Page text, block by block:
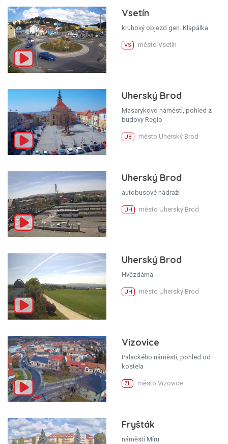
Vsetín
kruhový objezd gen. Klapálka
VS město Vsetín
Uherský Brod
Masarykovo náměstí, pohled z
budovy Regio
UB město Uherský Brod
Uherský Brod
autobusové nádraží
UH město Uherský Brod
Uherský Brod
Hvězdárna
UH město Uherský Brod
Vizovice
Palackého náměstí, pohled od
kostela
ZL město Vizovice
Fryšták
náměstí Míru